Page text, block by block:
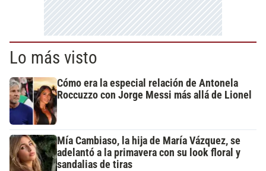
Lo más visto
Cómo era la especial relación de Antonela
Roccuzzo con Jorge Messi más allá de Lionel
Mía Cambiaso, la hija de María Vázquez, se
adelantó a la primavera con su look floral y
sandalias de tiras